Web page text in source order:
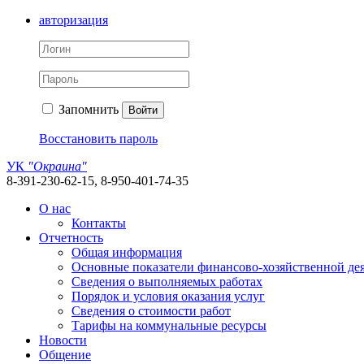
авторизация
Запомнить Войти
Восстановить пароль
УК "Окраина"
8-391-230-62-15, 8-950-401-74-35
О нас
Контакты
Отчетность
Общая информация
Основные показатели финансово-хозяйственной
Сведения о выполняемых работах
Порядок и условия оказания услуг
Сведения о стоимости работ
Тарифы на коммунальные ресурсы
Новости
Общение